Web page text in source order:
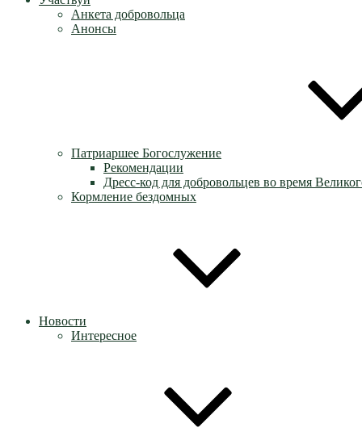
Анкета добровольца
Анонсы
Патриаршее Богослужение
Рекомендации
Дресс-код для добровольцев во время
Кормление бездомных
Новости
Интересное